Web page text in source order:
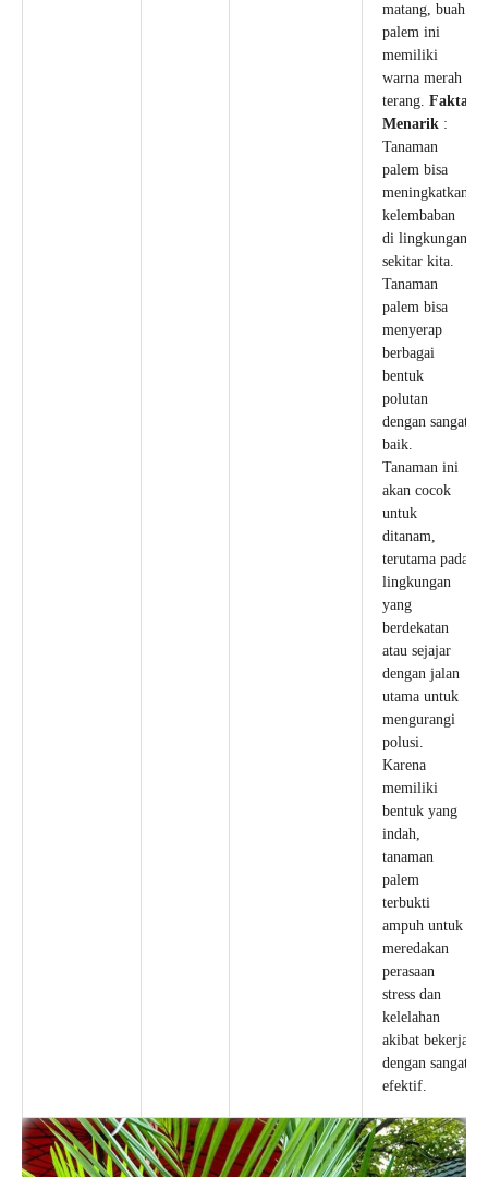
matang, buah
palem ini
memiliki
warna merah
terang. Fakta
Menarik :
Tanaman
palem bisa
meningkatkan
kelembaban
di lingkungan
sekitar kita.
Tanaman
palem bisa
menyerap
berbagai
bentuk
polutan
dengan sangat
baik.
Tanaman ini
akan cocok
untuk
ditanam,
terutama pada
lingkungan
yang
berdekatan
atau sejajar
dengan jalan
utama untuk
mengurangi
polusi.
Karena
memiliki
bentuk yang
indah,
tanaman
palem
terbukti
ampuh untuk
meredakan
perasaan
stress dan
kelelahan
akibat bekerja
dengan sangat
efektif.